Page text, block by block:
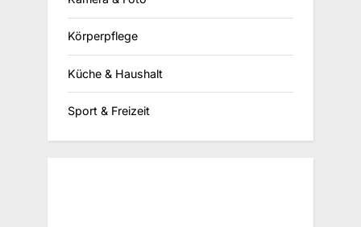
Körperpflege
Küche & Haushalt
Sport & Freizeit